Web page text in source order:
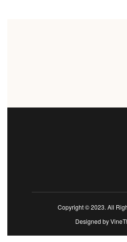
Copyright © 2023. All
Designed by